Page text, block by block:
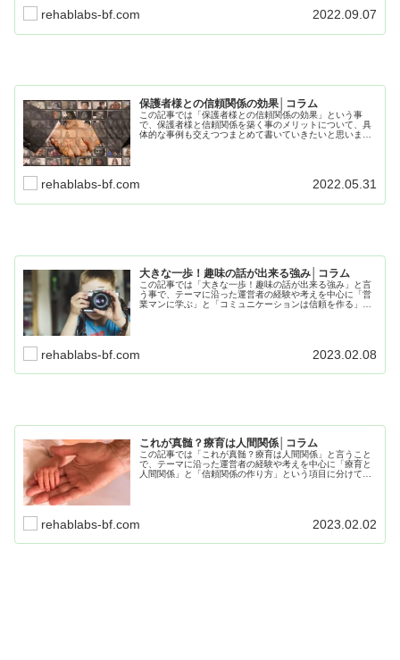
rehablabs-bf.com 2022.09.07
保護者様との信頼関係の効果│コラム
この記事では「保護者様との信頼関係の効果」という事
で、保護者様と信頼関係を築く事のメリットについて、具
体的な事例も交えつつまとめて書いていきたいと思いま
rehablabs-bf.com 2022.05.31
大きな一歩！趣味の話が出来る強み│コラム
この記事では「大きな一歩！趣味の話が出来る強み」と言
う事で、テーマに沿った運営者の経験や考えを中心に「営
業マンに学ぶ」と「コミュニケーションは信頼を作る」と
rehablabs-bf.com 2023.02.08
これが真髄？療育は人間関係│コラム
この記事では「これが真髄？療育は人間関係」と言うこと
で、テーマに沿った運営者の経験や考えを中心に「療育と
人間関係」と「信頼関係の作り方」という項目に分けて記
rehablabs-bf.com 2023.02.02